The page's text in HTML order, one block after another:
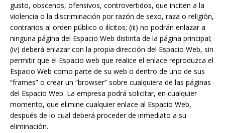
gusto, obscenos, ofensivos, controvertidos, que inciten a la
violencia o la discriminación por razón de sexo, raza o religión,
contrarios al orden público o ilícitos; (iii) no podrán enlazar a
ninguna página del Espacio Web distinta de la página principal;
(iv) deberá enlazar con la propia dirección del Espacio Web, sin
permitir que el Espacio web que realice el enlace reproduzca el
Espacio Web como parte de su web o dentro de uno de sus
“frames” o crear un “browser” sobre cualquiera de las páginas
del Espacio Web. La empresa podrá solicitar, en cualquier
momento, que elimine cualquier enlace al Espacio Web,
después de lo cual deberá proceder de inmediato a su
eliminación.